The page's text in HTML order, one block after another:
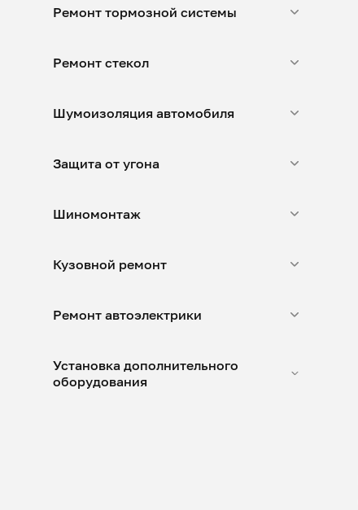
Ремонт тормозной системы
Ремонт стекол
Шумоизоляция автомобиля
Защита от угона
Шиномонтаж
Кузовной ремонт
Ремонт автоэлектрики
Установка дополнительного
оборудования